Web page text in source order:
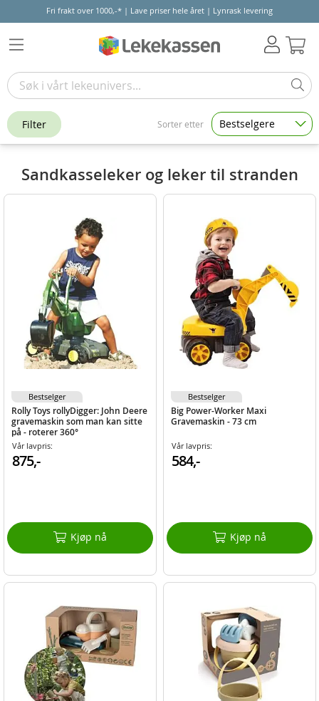
Fri frakt over 1000,-* | Lave priser hele året | Lynrask levering
Sandkasseleker og leker til stranden
Rolly Toys rollyDigger: John Deere
gravemaskin som man kan sitte
på - roterer 360°
Vår lavpris:
875,-
Kjøp nå
Bestselger
Big Power-Worker Maxi
Gravemaskin - 73 cm
Vår lavpris:
584,-
Kjøp nå
Bestselger
Filter Sorter etter Bestselgere